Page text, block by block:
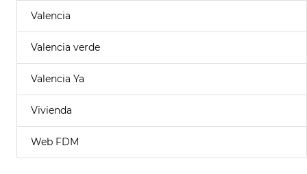
Valencia
Valencia verde
Valencia Ya
Vivienda
Web FDM